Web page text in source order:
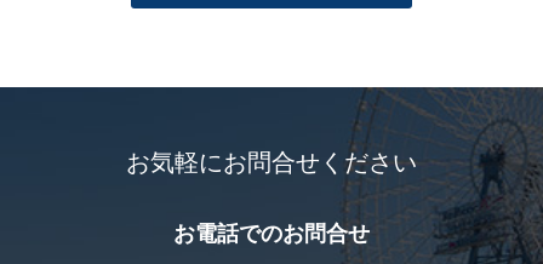
お気軽にお問合せください
お電話でのお問合せ